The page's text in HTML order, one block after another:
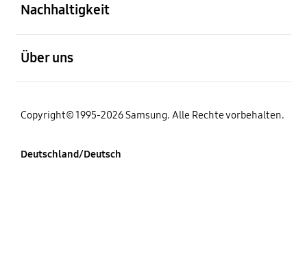
Nachhaltigkeit
Über uns
Copyright© 1995-2026 Samsung. Alle Rechte vorbehalten.
Deutschland/Deutsch